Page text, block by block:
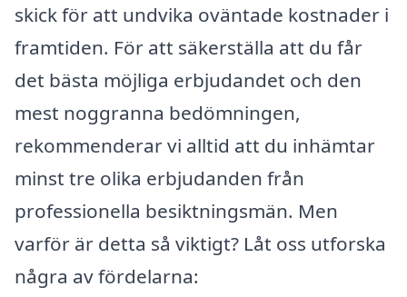
skick för att undvika oväntade kostnader i
framtiden. För att säkerställa att du får
det bästa möjliga erbjudandet och den
mest noggranna bedömningen,
rekommenderar vi alltid att du inhämtar
minst tre olika erbjudanden från
professionella besiktningsmän. Men
varför är detta så viktigt? Låt oss utforska
några av fördelarna: